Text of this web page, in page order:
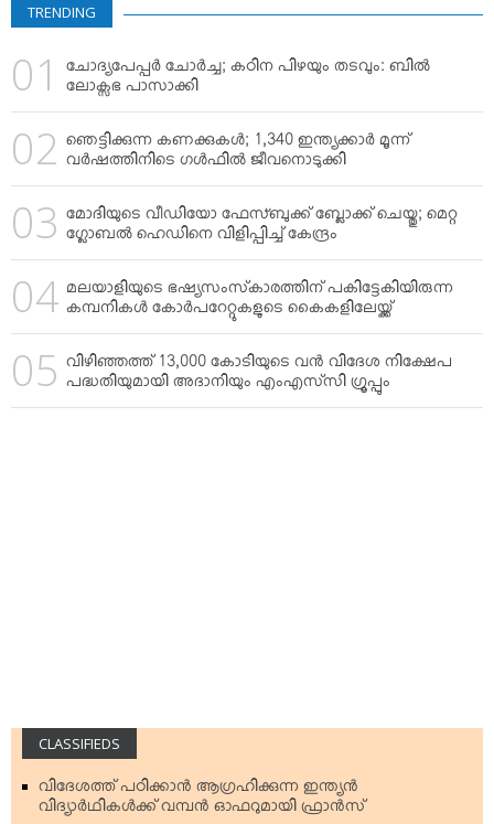
TRENDING
ചോദ്യപേപ്പര്‍ ചോര്‍ച്ച; കഠിന പിഴയും തടവും: ബില്‍
ലോക്സഭ പാസാക്കി
ഞെട്ടിക്കുന്ന കണക്കുകള്‍; 1,340 ഇന്ത്യക്കാര്‍ മൂന്ന്
വര്‍ഷത്തിനിടെ ഗള്‍ഫില്‍ ജീവനൊടുക്കി
മോദിയുടെ വീഡിയോ ഫേസ്ബുക്ക് ബ്ലോക്ക് ചെയ്തു; മെറ്റ
ഗ്ലോബല്‍ ഹെഡിനെ വിളിപ്പിച്ച് കേന്ദ്രം
മലയാളിയുടെ ഭഷ്യസംസ്‌കാരത്തിന് പകിട്ടേകിയിരുന്ന
കമ്പനികള്‍ കോര്‍പറേറ്റുകളുടെ കൈകളിലേയ്ക്ക്
വിഴിഞ്ഞത്ത് 13,000 കോടിയുടെ വന്‍ വിദേശ നിക്ഷേപ
പദ്ധതിയുമായി അദാനിയും എംഎസ്‌സി ഗ്രൂപ്പും
CLASSIFIEDS
വിദേശത്ത് പഠിക്കാന്‍ ആഗ്രഹിക്കുന്ന ഇന്ത്യന്‍
വിദ്യാര്‍ഥികള്‍ക്ക് വമ്പന്‍ ഓഫറുമായി ഫ്രാന്‍സ്